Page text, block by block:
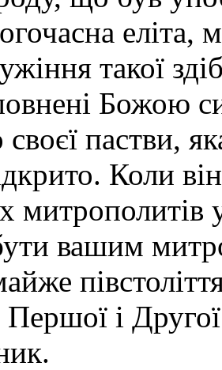
такої
Божою
пастви,
Коли
митрополитів
вашим
Першої і